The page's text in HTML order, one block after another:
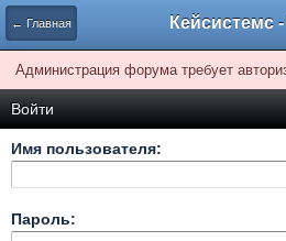
← Главная
Администрация форума требует
Войти
Имя пользователя:
Пароль: